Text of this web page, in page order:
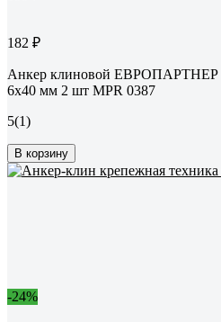
182 ₽
Анкер клиновой ЕВРОПАРТНЕР
6x40 мм 2 шт MPR 0387
5(1)
В корзину
-24%